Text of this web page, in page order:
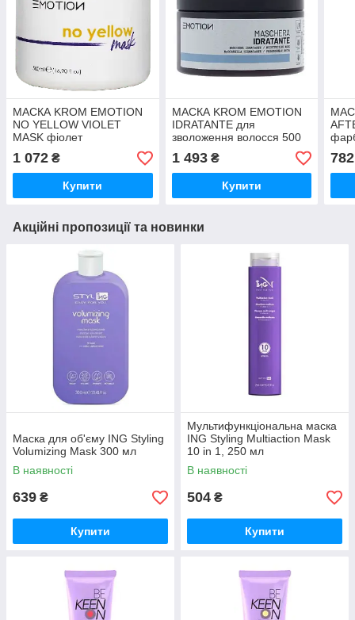
МАСКА KROM EMOTION
NO YELLOW VIOLET
MASK фіолет
нетралізуюча жовтизну
500 мл (Оригінал)
1 072 ₴
Купити
МАСКА KROM EMOTION
IDRATANTE для
зволоження волосся 500
мл (Оригінал)
1 493₴
Купити
мл
782
Акційні пропозиції та новинки
Маска для об'єму ING Styling
Volumizing Mask 300 мл
В наявності
639 ₴
Купити
Мультифункціональна маска
ING Styling Multiaction Mask
10 in 1, 250 мл
В наявності
504 ₴
Купити